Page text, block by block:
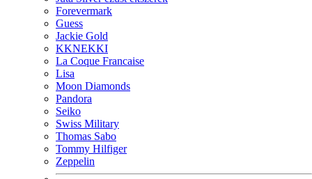
Forevermark
Guess
Jackie Gold
KKNEKKI
La Coque Francaise
Lisa
Moon Diamonds
Pandora
Seiko
Swiss Military
Thomas Sabo
Tommy Hilfiger
Zeppelin